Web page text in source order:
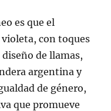
es que el
con toques
de llamas,
argentina y
de género,
que promueve